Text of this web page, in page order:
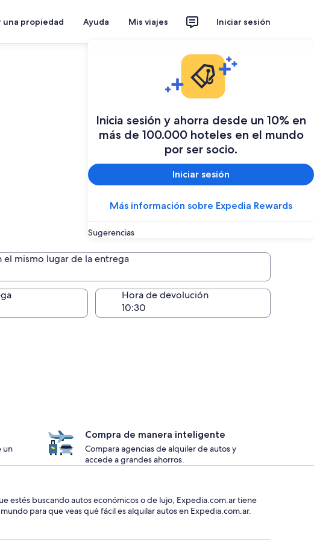
una propiedad Ayuda Mis viajes Iniciar sesión
Inicia sesión y ahorra desde un 10% en
más de 100.000 hoteles en el mundo
por ser socio.
Iniciar sesión
Más información sobre Expedia Rewards
Sugerencias
el mismo lugar de la entrega
el mismo lugar de la entrega
Hora de devolución
un
Compra de manera inteligente
Compara agencias de alquiler de autos y
accede a grandes ahorros.
estés buscando autos económicos o de lujo, Expedia.com.ar tiene
para que veas qué fácil es alquilar autos en Expedia.com.ar.